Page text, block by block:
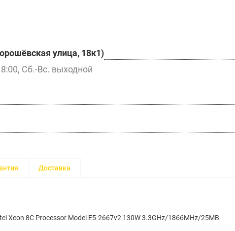
улица, 18к1)
Сб.-Вс. выходной
Доставка
Xeon 8C Processor Model E5-2667v2 130W 3.3GHz/1866MHz/25MB